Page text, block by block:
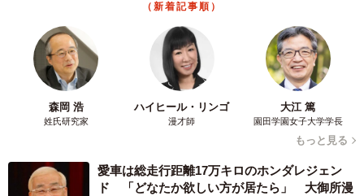
（新着記事順）
森岡 浩
姓氏研究家
ハイヒール・リンゴ
漫才師
大江 篤
園田学園女子大学学長
もっと見る
愛車は総走行距離17万キロのホンダレジェン
ド 「どなたか欲しい方が居たら」 大御所漫